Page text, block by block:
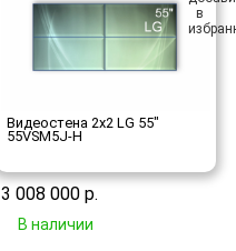
Видеостена 2x2 LG 55"
55VSM5J-H
3 008 000 р.
В наличии